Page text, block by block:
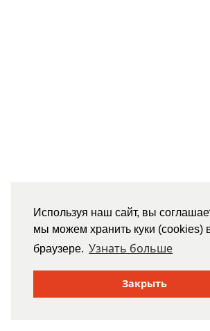
Используя наш сайт, вы
мы можем хранить куки (cookies)
браузере. Узнать больше
Закрыть